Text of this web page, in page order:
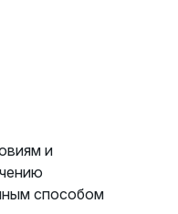
и
способом